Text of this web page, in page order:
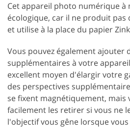
Cet appareil photo numérique à
écologique, car il ne produit pas
et utilise à la place du papier
Vous pouvez également ajouter
supplémentaires à votre
excellent moyen d'élargir votre
des perspectives
se fixent magnétiquement, mais
facilement les retirer si vous ne
l'objectif vous gêne lorsque